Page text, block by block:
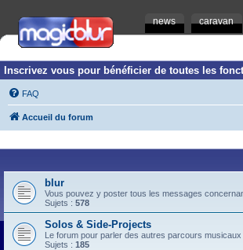
news caravan
Inscrivez vous pour bénéficier de toutes les
FAQ
Accueil du forum
blur
Vous pouvez y poster tous les messages
Sujets : 578
Solos & Side-Projects
Le forum pour parler des autres parcours
Sujets : 185